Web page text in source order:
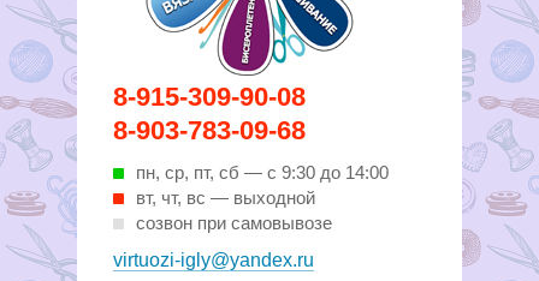
8-915-309-90-08
8-903-783-09-68
пн, ср, пт, cб — с 9:30 до 14:00
вт, чт, вс — выходной
созвон при самовывозе
virtuozi-igly@yandex.ru
Вирутозы иглы. Товары для
шитья и рукоделья